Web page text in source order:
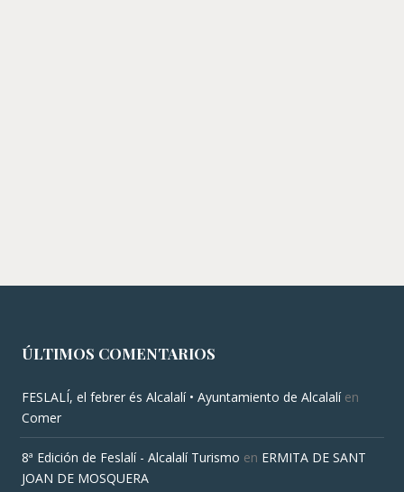
ÚLTIMOS COMENTARIOS
FESLALÍ, el febrer és Alcalalí • Ayuntamiento de Alcalalíen
Comer
8ª Edición de Feslalí - Alcalalí Turismo en ERMITA DE SANT
JOAN DE MOSQUERA